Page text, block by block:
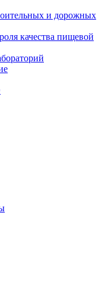
и дорожных
качества пищевой